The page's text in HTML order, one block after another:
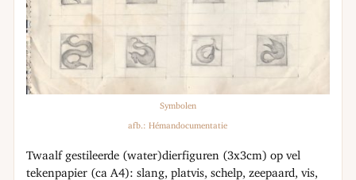
Symbolen
afb.: Hémandocumentatie
Twaalf gestileerde (water)dierfiguren (3x3cm) op vel
tekenpapier (ca A4): slang, platvis, schelp, zeepaard, vis,